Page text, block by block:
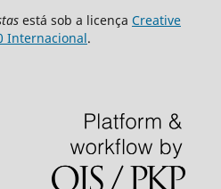
está sob a licença Creative
Internacional.